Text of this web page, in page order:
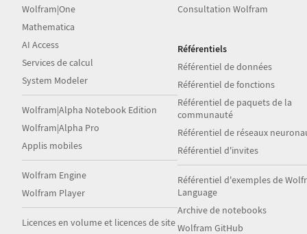
Wolfram|One
Mathematica
AI Access
Services de calcul
System Modeler
Wolfram|Alpha Notebook Edition
Wolfram|Alpha Pro
Applis mobiles
Wolfram Engine
Wolfram Player
Licences en volume et licences de site
Consultation Wolfram
Référentiels
Référentiel de données
Référentiel de fonctions
Référentiel de paquets de la
communauté
Référentiel de réseaux
Référentiel d'invites
Référentiel d'exemples de
Language
Archive de notebooks
Wolfram GitHub